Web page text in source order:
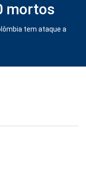
mortos
tem ataque a